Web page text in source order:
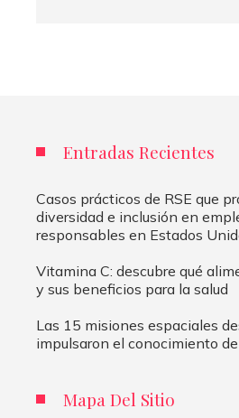
Entradas Recientes
Casos prácticos de RSE que
diversidad e inclusión en
responsables en Estados
Vitamina C: descubre qué
y sus beneficios para la salud
Las 15 misiones espaciales
impulsaron el conocimiento
Mapa Del Sitio